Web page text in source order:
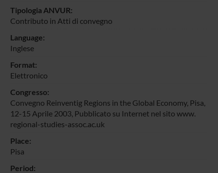
Tipologia ANVUR:
Contributo in Atti di convegno
Language:
Inglese
Format:
Elettronico
Congresso:
Convegno Reinventig Regions in the Global Economy, Pisa,
12-15 Aprile 2003, Pubblicato su Internet nel sito www.
regional-studies-assoc.ac.uk
Place:
Pisa
Period: